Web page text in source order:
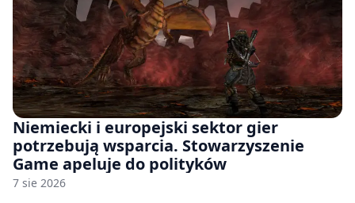
Niemiecki i europejski sektor gier
potrzebują wsparcia. Stowarzyszenie
Game apeluje do polityków
7 sie 2026